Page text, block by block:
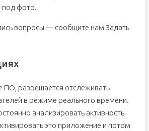
под фото.
вопросы — сообщите нам Задать
ПО, разрешается отслеживать
в режиме реального времени.
анализировать активность
это приложение и потом